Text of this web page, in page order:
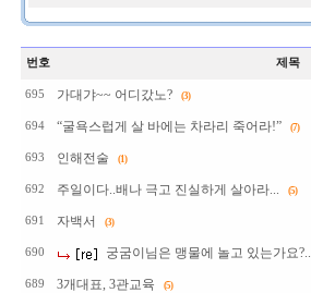
번호 제목
695 가대갸~~ 어디갔노? (3)
694 “굴욕스럽게 살 바에는 차라리 죽어라!” (7)
693 인해전술 (1)
692 주일이다..배나 극고 진실하게 살아라... (5)
691 자백서 (3)
690 궁굼이님은 맹물에 놀고 있는가요?..
689 3개대표, 3관교육 (5)